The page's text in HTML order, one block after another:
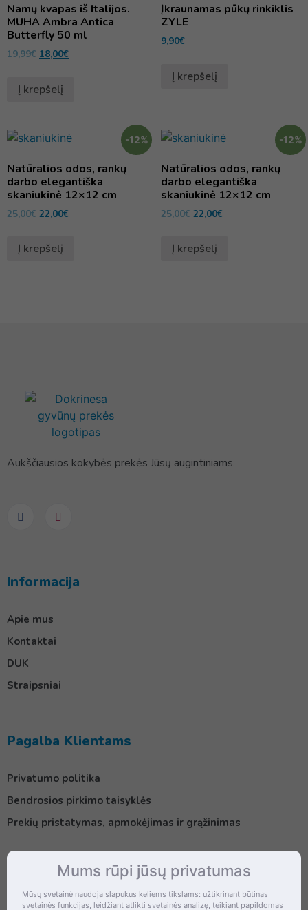
Namų kvapas iš Italijos.
MUHA Ambra Antica
Butterfly 50 ml
19,99€ 18,00€
Į krepšelį
Įkraunamas pūkų rinkiklis
ZYLE
9,90€
Į krepšelį
-12%
Natūralios odos, rankų
darbo elegantiška
skaniukinė 12×12 cm
25,00€ 22,00€
Į krepšelį
-12%
Natūralios odos, rankų
darbo elegantiška
skaniukinė 12×12 cm
25,00€ 22,00€
Į krepšelį
Aukščiausios kokybės prekės Jūsų augintiniams.
Informacija
Apie mus
Kontaktai
DUK
Straipsniai
Pagalba Klientams
Privatumo politika
Bendrosios pirkimo taisyklės
Prekių pristatymas, apmokėjimas ir grąžinimas
KontaktaiMums rūpi jūsų privatumas
Mūsų svetainė naudoja slapukus keliems tikslams: užtikrinant būtinas
svetainės funkcijas, leidžiant atlikti svetainės analizę, teikiant papildomas